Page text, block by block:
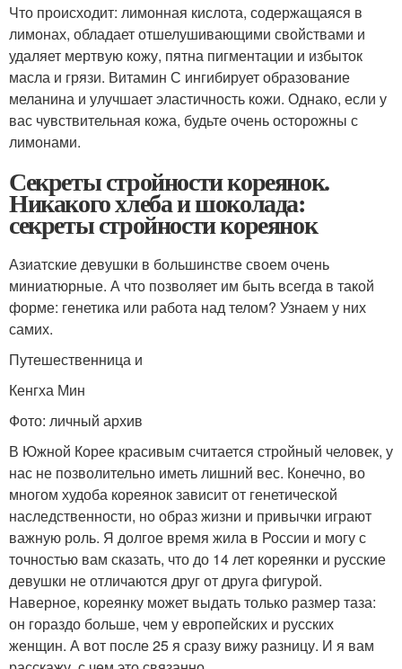
Что происходит: лимонная кислота, содержащаяся в
лимонах, обладает отшелушивающими свойствами и
удаляет мертвую кожу, пятна пигментации и избыток
масла и грязи. Витамин С ингибирует образование
меланина и улучшает эластичность кожи. Однако, если у
вас чувствительная кожа, будьте очень осторожны с
лимонами.
Секреты стройности кореянок.
Никакого хлеба и шоколада:
секреты стройности кореянок
Азиатские девушки в большинстве своем очень
миниатюрные. А что позволяет им быть всегда в такой
форме: генетика или работа над телом? Узнаем у них
самих.
Путешественница и
Кенгха Мин
Фото: личный архив
В Южной Корее красивым считается стройный человек, у
нас не позволительно иметь лишний вес. Конечно, во
многом худоба кореянок зависит от генетической
наследственности, но образ жизни и привычки играют
важную роль. Я долгое время жила в России и могу с
точностью вам сказать, что до 14 лет кореянки и русские
девушки не отличаются друг от друга фигурой.
Наверное, кореянку может выдать только размер таза:
он гораздо больше, чем у европейских и русских
женщин. А вот после 25 я сразу вижу разницу. И я вам